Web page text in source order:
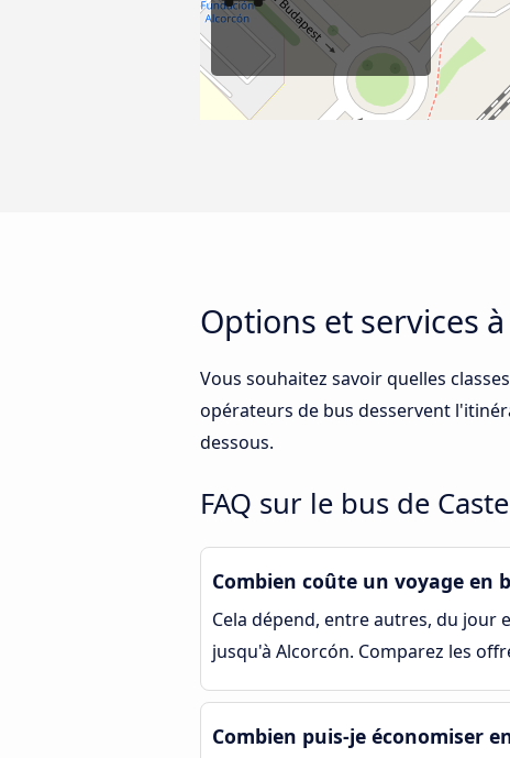
Options et services
Vous souhaitez savoir quelles
opérateurs de bus desservent
dessous.
FAQ sur le bus de
Combien coûte un voyage en
Cela dépend, entre autres, du
jusqu'à Alcorcón. Comparez les
Combien puis-je économiser